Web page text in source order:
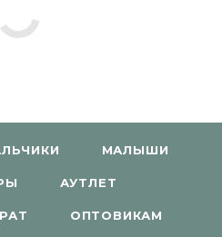
МАЛЫШИ
АУТЛЕТ
ОПТОВИКАМ